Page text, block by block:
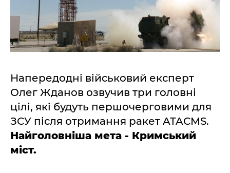
Напередодні військовий експерт
Олег Жданов озвучив три головні
цілі, які будуть першочерговими для
ЗСУ після отримання ракет ATACMS.
Найголовніша мета - Кримський
міст.